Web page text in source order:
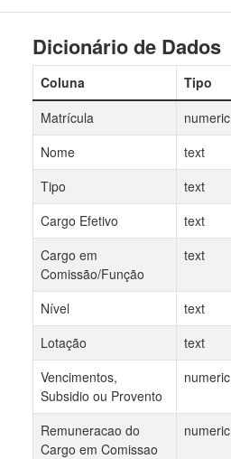
Dicionário de Dados
Coluna Tipo
Matrícula
numeric
Nome
text
Tipo
text
Cargo Efetivo
text
Cargo em
Comissão/Função
text
Nível
text
Lotação
text
Vencimentos,
Subsidio ou Provento
numeric
Remuneracao do
Cargo em Comissao
numeric